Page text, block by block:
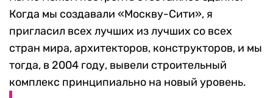
Когда мы создавали «Москву-Сити», я
пригласил всех лучших из лучших со всех
стран мира, архитекторов, конструкторов, и мы
тогда, в 2004 году, вывели строительный
комплекс принципиально на новый уровень.